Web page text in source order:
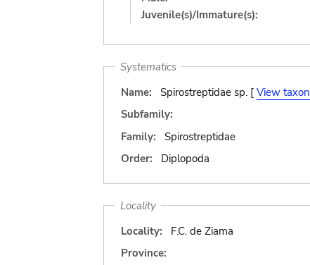
Juvenile(s)/Immature(s):
Systematics
Name:
Spirostreptidae sp. [ View taxon
Subfamily:
Family:
Spirostreptidae
Order:
Diplopoda
Locality
Locality:
F.C. de Ziama
Province: